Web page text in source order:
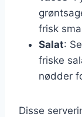
frisk
Salat:
friske
nødder
Disse